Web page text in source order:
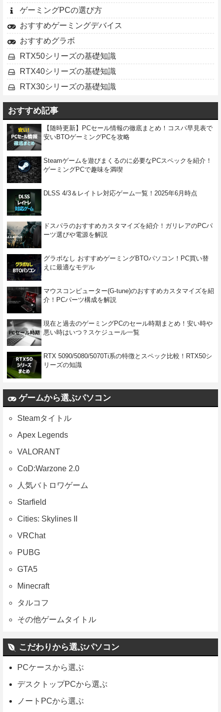
ゲーミングPCの選び方
おすすめゲーミングデバイス
おすすめグラボ
RTX50シリーズの基礎知識
RTX40シリーズの基礎知識
RTX30シリーズの基礎知識
おすすめ記事
【随時更新】PCセール情報の徹底まとめ！コスパ早見表で
安いBTOゲーミングPCを攻略
Steamゲームを遊びまくるのに必要なPCスペックを紹介！
ゲーミングPCで趣味を満喫
DLSS 4/3＆レイトレ対応ゲーム一覧！2025年6月時点
ドスパラのおすすめカスタマイズを紹介！ガリレアのPCパ
ーツ選びや電源を解説
グラボなし おすすめゲーミングBTOパソコン！PC買い替
えに最適なモデル
マウスコンピューター(G-tune)のおすすめカスタマイズを紹
介！PCパーツ構成を解説
現在と過去のゲーミングPCのセール時期まとめ！安い時や
悪い時はいつ？スケジュール一覧
RTX 5090/5080/5070Ti系の特徴とスペック比較！RTX50シ
リーズの知識
ゲームから選ぶパソコン
Steamタイトル
Apex Legends
VALORANT
CoD:Warzone 2.0
人気バトロワゲーム
Starfield
Cities: Skylines II
VRChat
PUBG
GTA5
Minecraft
タルコフ
その他ゲームタイトル
こだわりから選ぶパソコン
PCケースから選ぶ
デスクトップPCから選ぶ
ノートPCから選ぶ